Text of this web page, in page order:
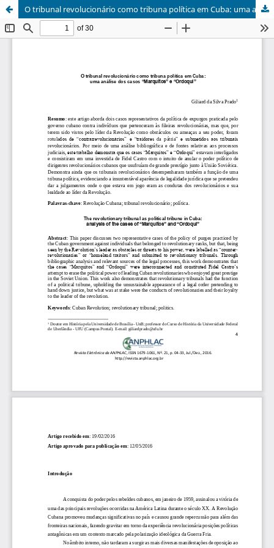
O tribunal revolucionário como tribuna política em Cuba: uma análise dos casos “Marquitos” e “Ordoqui”